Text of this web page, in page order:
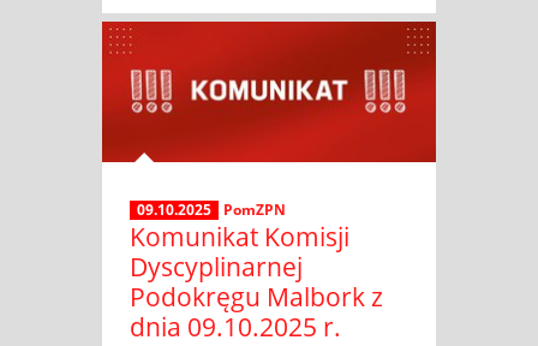
09.10.2025 PomZPN
Komunikat Komisji
Dyscyplinarnej
Podokręgu Malbork z
dnia 09.10.2025 r.